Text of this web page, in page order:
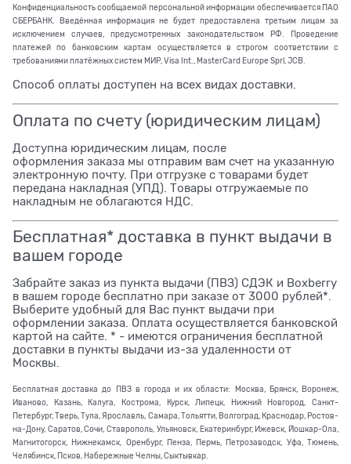
Конфиденциальность сообщаемой персональной информации обеспечивается ПАО
СБЕРБАНК. Введённая информация не будет предоставлена третьим лицам за
исключением случаев, предусмотренных законодательством РФ. Проведение
платежей по банковским картам осуществляется в строгом соответствии с
требованиями платёжных систем МИР, Visa Int., MasterCard Europe Sprl, JCB.
Способ оплаты доступен на всех видах доставки.
Оплата по счету (юридическим лицам)
Доступна юридическим лицам, после
оформления заказа мы отправим вам счет на указанную
электронную почту. При отгрузке с товарами будет
передана накладная (УПД). Товары отгружаемые по
накладным не облагаются НДС.
Бесплатная* доставка в пункт выдачи в
вашем городе
Забрайте заказ из пункта выдачи (ПВЗ) СДЭК и Boxberry
в вашем городе бесплатно при заказе от 3000 рублей*.
Выберите удобный для Вас пункт выдачи при
оформлении заказа. Оплата осуществляется банковской
картой на сайте. * - имеются ограничения бесплатной
доставки в пункты выдачи из-за удаленности от
Москвы.
Бесплатная доставка до ПВЗ в города и их области: Москва, Брянск, Воронеж,
Иваново, Казань, Калуга, Кострома, Курск, Липецк, Нижний Новгород, Санкт-
Петербург, Тверь, Тула, Ярославль, Самара, Тольятти, Волгоград, Краснодар, Ростов-
на-Дону, Саратов, Сочи, Ставрополь, Ульяновск, Екатеринбург, Ижевск, Йошкар-Ола,
Магнитогорск, Нижнекамск, Оренбург, Пенза, Пермь, Петрозаводск, Уфа, Тюмень,
Челябинск, Псков, Набережные Челны, Сыктывкар.